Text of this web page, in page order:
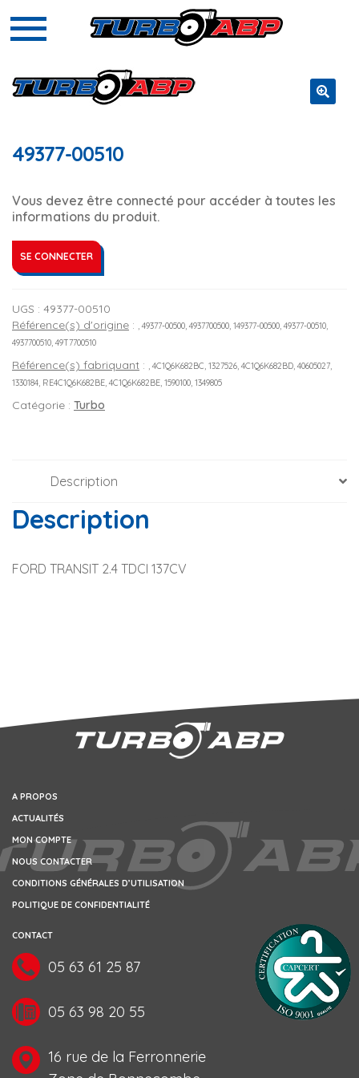
49377-00510
Vous devez être connecté pour accéder à toutes les
informations du produit.
SE CONNECTER
UGS : 49377-00510
Référence(s) d'origine : , 49377-00500, 4937700500, 149377-00500, 49377-00510,
4937700510, 49T7700510
Référence(s) fabriquant : , 4C1Q6K682BC, 1327526, 4C1Q6K682BD, 40605027,
1330184, RE4C1Q6K682BE, 4C1Q6K682BE, 1590100, 1349805
Catégorie : Turbo
Description
Description
FORD TRANSIT 2.4 TDCI 137CV
A PROPOS
ACTUALITÉS
MON COMPTE
NOUS CONTACTER
CONDITIONS GÉNÉRALES D’UTILISATION
POLITIQUE DE CONFIDENTIALITÉ
CONTACT
05 63 61 25 87
05 63 98 20 55
16 rue de la Ferronnerie